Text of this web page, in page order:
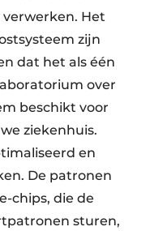
Het
zijn
dat het als één
over
beschikt voor
ziekenhuis.
en
De patronen
chips, die de
sturen,